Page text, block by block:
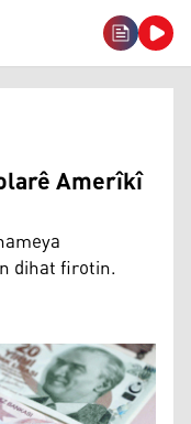
Amerîkî
dihat firotin.